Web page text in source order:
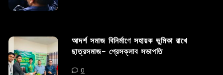
আদর্শ সমাজ বিনির্মাণে সহায়ক ভুমিকা রাখে
ছাত্রসমাজ- প্রেসক্লাব সভাপতি
0